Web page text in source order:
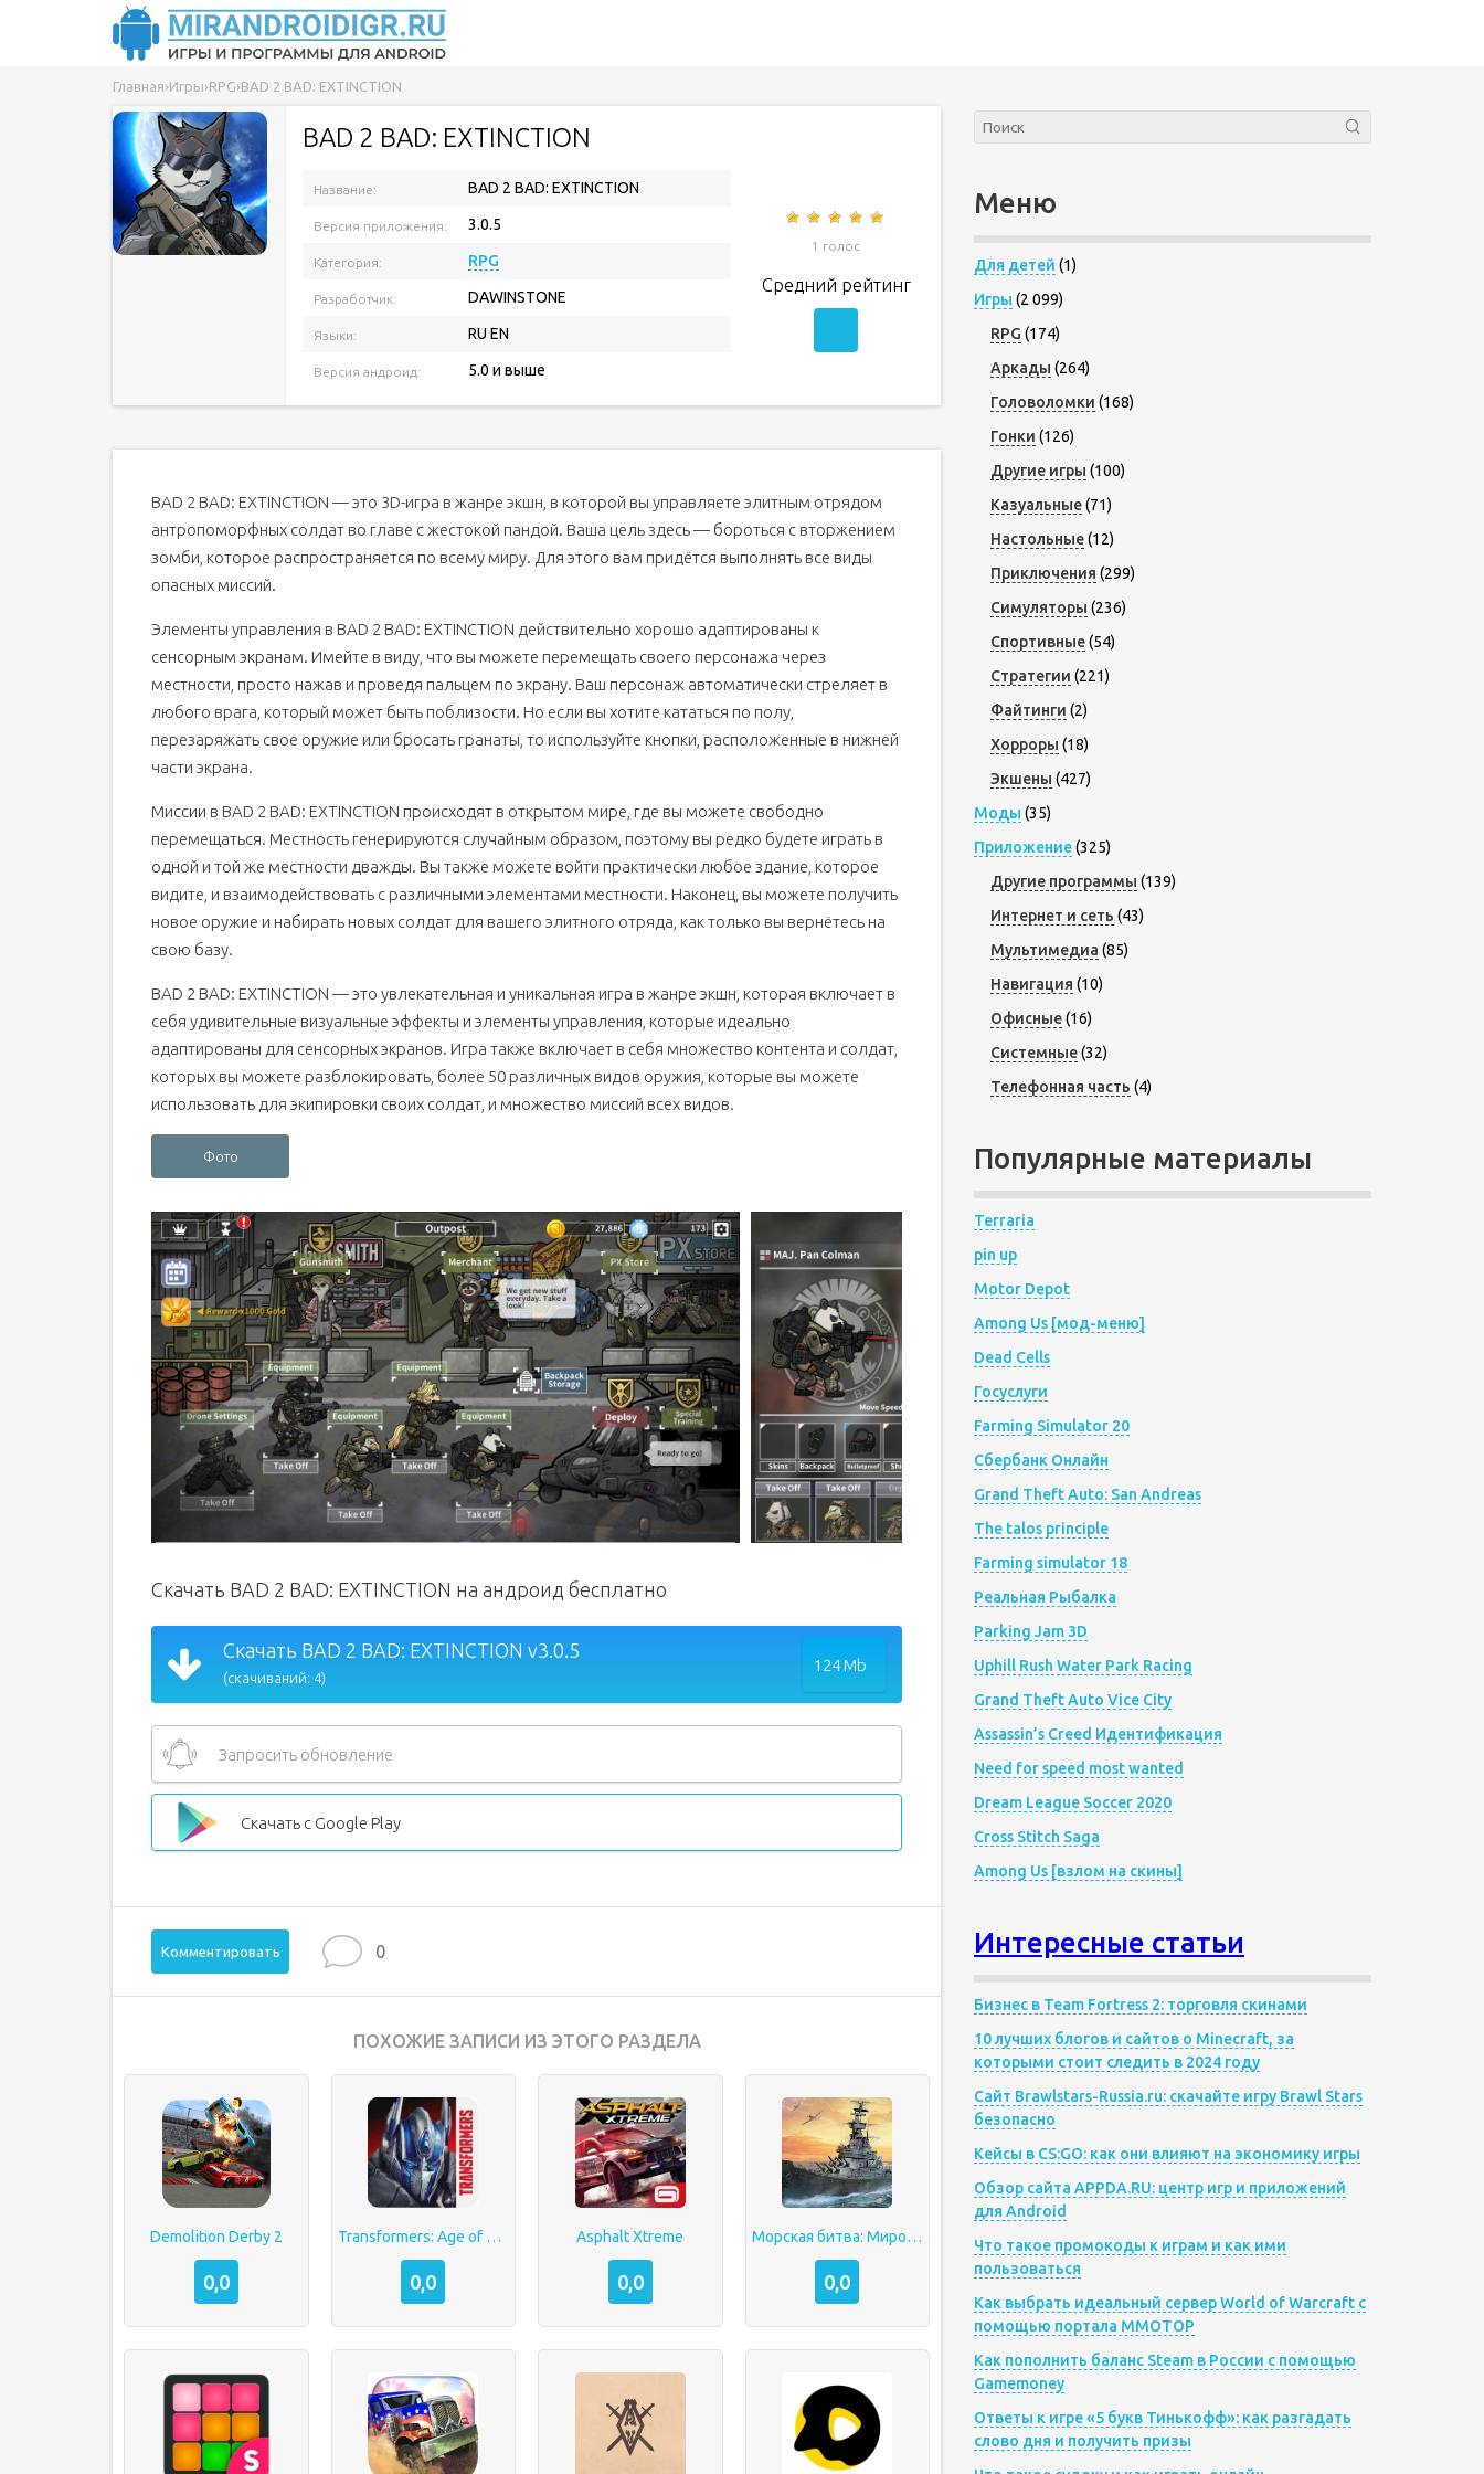
Главная›Игры›RPG›BAD 2 BAD: EXTINCTION
BAD 2 BAD: EXTINCTION
Название: BAD 2 BAD: EXTINCTION
Версия приложения: 3.0.5
Категория: RPG
Разработчик: DAWINSTONE
Языки: RU EN
Версия андроид: 5.0 и выше
1 голос
Средний рейтинг
BAD 2 BAD: EXTINCTION — это 3D-игра в жанре экшн, в которой вы управляете элитным отрядом
антропоморфных солдат во главе с жестокой пандой. Ваша цель здесь — бороться с вторжением
зомби, которое распространяется по всему миру. Для этого вам придётся выполнять все виды
опасных миссий.
Элементы управления в BAD 2 BAD: EXTINCTION действительно хорошо адаптированы к
сенсорным экранам. Имейте в виду, что вы можете перемещать своего персонажа через
местности, просто нажав и проведя пальцем по экрану. Ваш персонаж автоматически стреляет в
любого врага, который может быть поблизости. Но если вы хотите кататься по полу,
перезаряжать свое оружие или бросать гранаты, то используйте кнопки, расположенные в нижней
части экрана.
Миссии в BAD 2 BAD: EXTINCTION происходят в открытом мире, где вы можете свободно
перемещаться. Местность генерируются случайным образом, поэтому вы редко будете играть в
одной и той же местности дважды. Вы также можете войти практически любое здание, которое
видите, и взаимодействовать с различными элементами местности. Наконец, вы можете получить
новое оружие и набирать новых солдат для вашего элитного отряда, как только вы вернётесь на
свою базу.
BAD 2 BAD: EXTINCTION — это увлекательная и уникальная игра в жанре экшн, которая включает в
себя удивительные визуальные эффекты и элементы управления, которые идеально
адаптированы для сенсорных экранов. Игра также включает в себя множество контента и солдат,
которых вы можете разблокировать, более 50 различных видов оружия, которые вы можете
использовать для экипировки своих солдат, и множество миссий всех видов.
Фото
Скачать BAD 2 BAD: EXTINCTION на андроид бесплатно
Скачать BAD 2 BAD: EXTINCTION v3.0.5
(скачиваний: 4)
124 Mb
Запросить обновление
Скачать с Google Play
Комментировать 0
ПОХОЖИЕ ЗАПИСИ ИЗ ЭТОГО РАЗДЕЛА
Demolition Derby 2
0,0
Transformers: Age of Extinction
0,0
Asphalt Xtreme
0,0
Морская битва: Мировая война
0,0
Меню
Для детей (1)
Игры (2 099)
RPG (174)
Аркады (264)
Головоломки (168)
Гонки (126)
Другие игры (100)
Казуальные(71)
Настольные(12)
Приключения (299)
Симуляторы (236)
Спортивные(54)
Стратегии (221)
Файтинги (2)
Хорроры (18)
Экшены (427)
Моды (35)
Приложение(325)
Другие программы (139)
Интернет и сеть (43)
Мультимедиа (85)
Навигация (10)
Офисные(16)
Системные(32)
Телефонная часть (4)
Популярные материалы
Terraria
pin up
Motor Depot
Among Us [мод-меню]
Dead Cells
Госуслуги
Farming Simulator 20
Сбербанк Онлайн
Grand Theft Auto: San Andreas
The talos principle
Farming simulator 18
Реальная Рыбалка
Parking Jam 3D
Uphill Rush Water Park Racing
Grand Theft Auto Vice City
Assassin’s Creed Идентификация
Need for speed most wanted
Dream League Soccer 2020
Cross Stitch Saga
Among Us [взлом на скины]
Интересные статьи
Бизнес в Team Fortress 2: торговля скинами
10 лучших блогов и сайтов о Minecraft, за
которыми стоит следить в 2024 году
Сайт Brawlstars-Russia.ru: скачайте игру Brawl Stars
безопасно
Кейсы в CS:GO: как они влияют на экономику игры
Обзор сайта APPDA.RU: центр игр и приложений
для Android
Что такое промокоды к играм и как ими
пользоваться
Как выбрать идеальный сервер World of Warcraft с
помощью портала MMOTOP
Как пополнить баланс Steam в России с помощью
Gamemoney
Ответы к игре «5 букв Тинькофф»: как разгадать
слово дня и получить призы